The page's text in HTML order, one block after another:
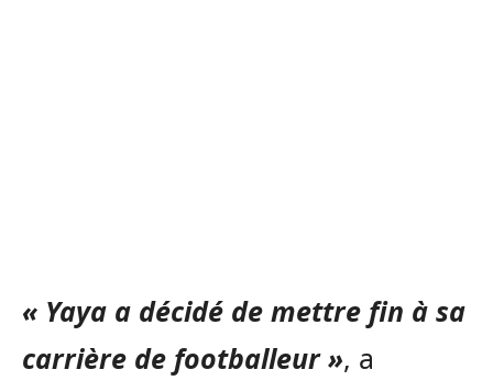
« Yaya a décidé de mettre fin à sa
carrière de footballeur », a